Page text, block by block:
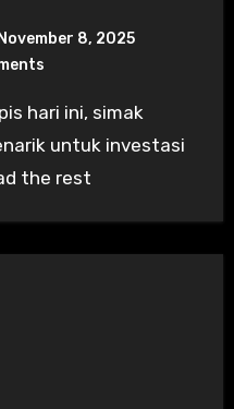
November 8, 2025
untuk investasi
the rest